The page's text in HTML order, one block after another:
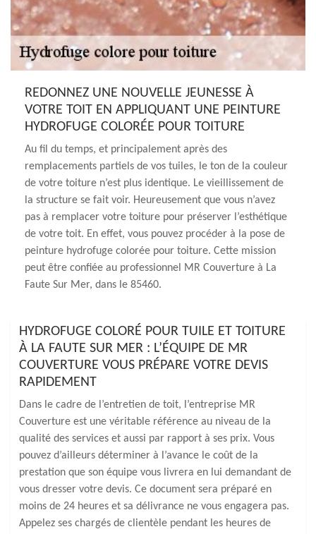
REDONNEZ UNE NOUVELLE JEUNESSE À
VOTRE TOIT EN APPLIQUANT UNE PEINTURE
HYDROFUGE COLORÉE POUR TOITURE
Au fil du temps, et principalement après des
remplacements partiels de vos tuiles, le ton de la couleur
de votre toiture n’est plus identique. Le vieillissement de
la structure se fait voir. Heureusement que vous n’avez
pas à remplacer votre toiture pour préserver l’esthétique
de votre toit. En effet, vous pouvez procéder à la pose de
peinture hydrofuge colorée pour toiture. Cette mission
peut être confiée au professionnel MR Couverture à La
Faute Sur Mer, dans le 85460.
HYDROFUGE COLORÉ POUR TUILE ET TOITURE
À LA FAUTE SUR MER : L’ÉQUIPE DE MR
COUVERTURE VOUS PRÉPARE VOTRE DEVIS
RAPIDEMENT
Dans le cadre de l’entretien de toit, l’entreprise MR
Couverture est une véritable référence au niveau de la
qualité des services et aussi par rapport à ses prix. Vous
pouvez d’ailleurs déterminer à l’avance le coût de la
prestation que son équipe vous livrera en lui demandant de
vous dresser votre devis. Ce document sera préparé en
moins de 24 heures et sa délivrance ne vous engagera pas.
Appelez ses chargés de clientèle pendant les heures de